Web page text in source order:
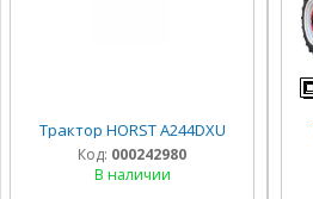
Трактор HORST A244DXU
Код: 000242980
В наличии